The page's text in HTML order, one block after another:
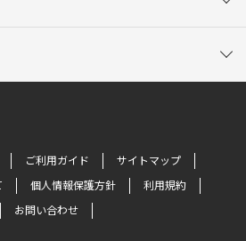
ご利用ガイド
サイトマップ
個人情報保護方針
利用規約
お問い合わせ